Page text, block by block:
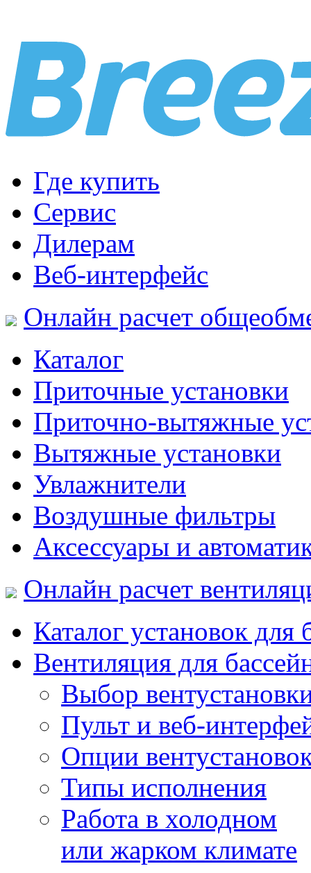
Где купить
Сервис
Дилерам
Веб-интерфейс
Онлайн расчет
Каталог
Приточные установки
Приточно-вытяжные
Вытяжные установки
Увлажнители
Воздушные фильтры
Аксессуары и
Онлайн расчет
Каталог установок для
Вентиляция для
Выбор
Пульт и веб-
Опции
Типы исполнения
Работа в холодном
или жарком климате